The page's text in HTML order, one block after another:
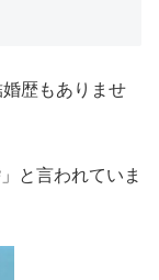
歴もありませ
と言われていま